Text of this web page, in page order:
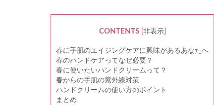
CONTENTS 非表示]
春に手肌のエイジングケアに興味があるあなたへ
春のハンドケアってなぜ必要？
春に使いたいハンドクリームって？
春からの手肌の紫外線対策
ハンドクリームの使い方のポイント
まとめ